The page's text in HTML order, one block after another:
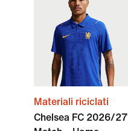
Materiali riciclati
Chelsea FC 2026/27